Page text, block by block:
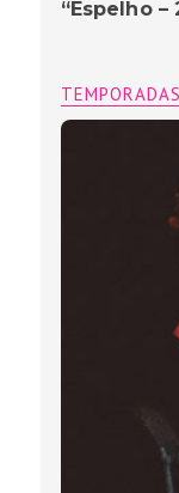
“Espelho –
TEMPORADAS